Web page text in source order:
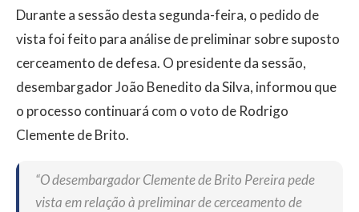
Durante a sessão desta segunda-feira, o pedido de
vista foi feito para análise de preliminar sobre suposto
cerceamento de defesa. O presidente da sessão,
desembargador João Benedito da Silva, informou que
o processo continuará com o voto de Rodrigo
Clemente de Brito.
“O desembargador Clemente de Brito Pereira pede
vista em relação à preliminar de cerceamento de